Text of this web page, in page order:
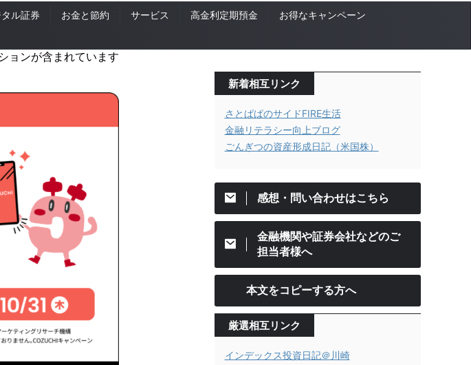
ル証券 お金と節約 サービス 高金利定期預金
お得なキャンペーン
ョンが含まれています
新着相互リンク
さとぱぱのサイドFIRE生活
金融リテラシー向上ブログ
ごんぎつの資産形成日記（米国株）
感想・問い合わせはこちら
金融機関や証券会社などのご
担当者様へ
本文をコピーする方へ
厳選相互リンク
インデックス投資日記＠川崎